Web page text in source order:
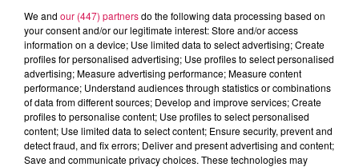
0h00 - 1h00
We and our (447) partnersdo the following data processing based on
your consent and/or our legitimate interest: Store and/or access
information on a device; Use limited data to select advertising; Create
profiles for personalised advertising; Use profiles to select personalised
advertising; Measure advertising performance; Measure content
performance; Understand audiences through statistics or combinations
of data from different sources; Develop and improve services; Create
profiles to personalise content; Use profiles to select personalised
content; Use limited data to select content; Ensure security, prevent and
detect fraud, and fix errors; Deliver and present advertising and content;
Save and communicate privacy choices. These technologies may